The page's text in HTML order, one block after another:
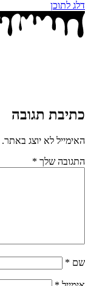
דלג לתוכן
כתיבת תגובה
האימייל לא יוצג באתר.
התגובה שלך *
שם *